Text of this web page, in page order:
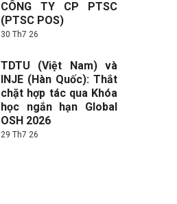
CÔNG TY CP PTSC
(PTSC POS)
30 Th7 26
TDTU (Việt Nam) và
INJE (Hàn Quốc): Thắt
chặt hợp tác qua Khóa
học ngắn hạn Global
OSH 2026
29 Th7 26